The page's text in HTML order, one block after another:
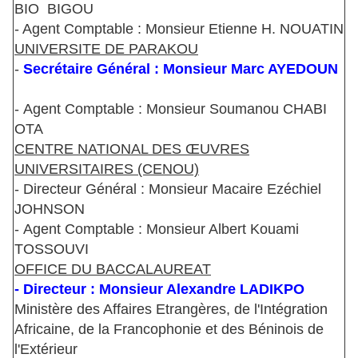
BIO BIGOU
- Agent Comptable : Monsieur Etienne H. NOUATIN
UNIVERSITE DE PARAKOU
- Secrétaire Général : Monsieur Marc AYEDOUN
- Agent Comptable : Monsieur Soumanou CHABI
OTA
CENTRE NATIONAL DES ŒUVRES
UNIVERSITAIRES (CENOU)
- Directeur Général : Monsieur Macaire Ezéchiel
JOHNSON
- Agent Comptable : Monsieur Albert Kouami
TOSSOUVI
OFFICE DU BACCALAUREAT
- Directeur : Monsieur Alexandre LADIKPO
Ministère des Affaires Etrangères, de l'Intégration
Africaine, de la Francophonie et des Béninois de
l'Extérieur